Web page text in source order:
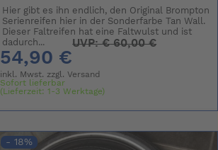
Hier gibt es ihn endlich, den Original Brompton
Serienreifen hier in der Sonderfarbe Tan Wall.
Dieser Faltreifen hat eine Faltwulst und ist
dadurch...
54,90 €
UVP:€60,00 €
inkl. Mwst. zzgl.Versand
Sofort lieferbar
(Lieferzeit: 1-3 Werktage)
- 18%